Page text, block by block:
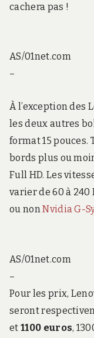
cachera pas !
AS/01net.com
–
À l’exception des
les deux autres
format 15 pouces.
bords plus ou
Full HD. Les
varier de 60 à
ou nonNvidia G-
AS/01net.com
–
Pour les prix,
seront
et 1100 euros,